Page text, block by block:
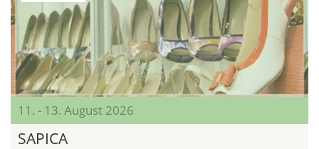
11. - 13. August 2026
SAPICA